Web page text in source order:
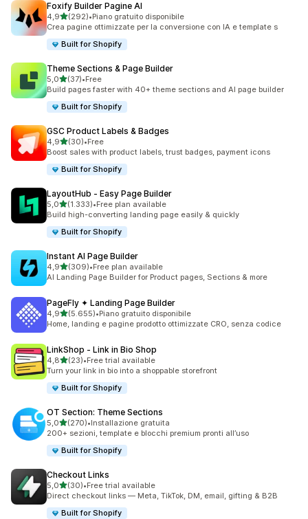
Foxify Builder Pagine AI
4,9stelle su 5
(292)
292 recensioni totali
•Piano gratuito disponibile
Crea pagine ottimizzate per la conversione con IA e template s
Built for Shopify
Theme Sections & Page Builder
5,0stelle su 5
(37)
37 recensioni totali
•Free
Build pages faster with 40+ theme sections and AI page builder
Built for Shopify
GSC Product Labels & Badges
4,9stelle su 5
(30)
30 recensioni totali
•Free
Boost sales with product labels, trust badges, payment icons
Built for Shopify
LayoutHub ‑ Easy Page Builder
5,0stelle su 5
(1.333)
1333 recensioni totali
•Free plan available
Build high-converting landing page easily & quickly
Built for Shopify
Instant AI Page Builder
4,9stelle su 5
(309)
309 recensioni totali
•Free plan available
AI Landing Page Builder for Product pages, Sections & more
PageFly ✦ Landing Page Builder
4,9stelle su 5
(5.655)
5655 recensioni totali
•Piano gratuito disponibile
Home, landing e pagine prodotto ottimizzate CRO, senza codice
LinkShop ‑ Link in Bio Shop
4,8stelle su 5
(23)
23 recensioni totali
•Free trial available
Turn your link in bio into a shoppable storefront
Built for Shopify
OT Section: Theme Sections
5,0stelle su 5
(270)
270 recensioni totali
•Installazione gratuita
200+ sezioni, template e blocchi premium pronti all’uso
Built for Shopify
Checkout Links
5,0stelle su 5
(30)
30 recensioni totali
•Free trial available
Direct checkout links — Meta, TikTok, DM, email, gifting & B2B
Built for Shopify